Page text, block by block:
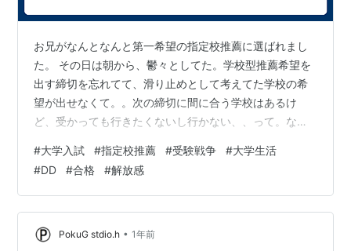
お兄がなんとなんと第一希望の指定校推薦に選ばれまし
た。 その日は朝から、鬱々としてた。学校型推薦希望を
出す締切を忘れてて、滑り止めとして考えてた学校の希
望が出せなくて。。次の締切に間に合う学校はあるけ
ど、受かっても行きたくないし行かない、、って。なら
然足りてない。推薦全部アウトなら一般入試で受けるっ
て、、それって勉強してる人の言葉。。会社でもいろい
ろ考えすぎて、なんか顔テカってくるし、髪は逆立ちそ
うなピリピリ具合だった。でも親としてやれることをす
るしかないと、情報集めに全集中。受験の仕方もいろん
#大学入試 #指定校推薦 #受験戦争 #大学生活
#DD #合格 #解放感
PokuG stdio.h • 1年前